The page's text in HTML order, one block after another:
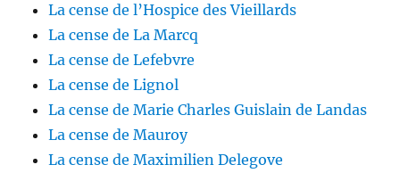
La cense de l’Hospice des Vieillards
La cense de La Marcq
La cense de Lefebvre
La cense de Lignol
La cense de Marie Charles Guislain de Landas
La cense de Mauroy
La cense de Maximilien Delegove